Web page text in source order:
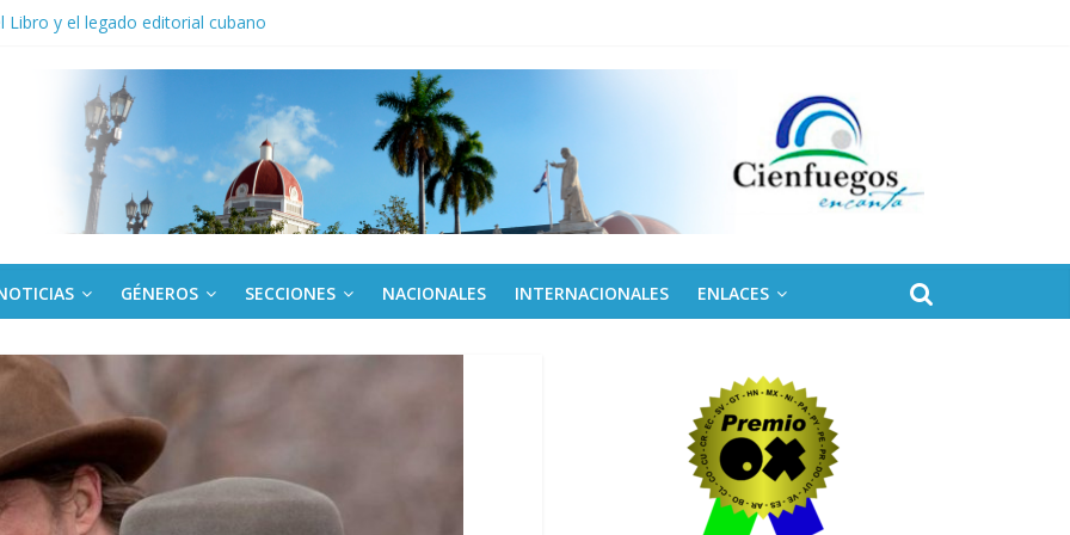
Empresa Eléctrica de La Habana y otras instalaciones
cubanos en certamen de ballet en Sudáfrica
para los niños trabajamos
una “crisis migratoria”
GÉNEROS SECCIONES NACIONALES INTERNACIONALES ENLACES